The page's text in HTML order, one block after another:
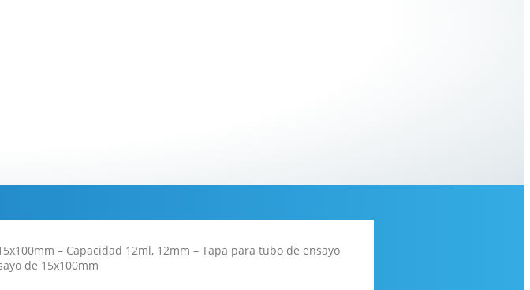
– Capacidad 12ml, 12mm – Tapa para tubo de ensayo
de 15x100mm